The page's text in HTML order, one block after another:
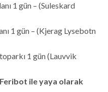
1 gün – (Suleskard
1 gün – (Kjerag Lysebotn
1 gün (Lauvvik
Feribot ile yaya olarak